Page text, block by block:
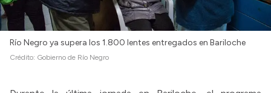
Río Negro ya supera los 1.800 lentes entregados en Bariloche
Crédito: Gobierno de Río Negro